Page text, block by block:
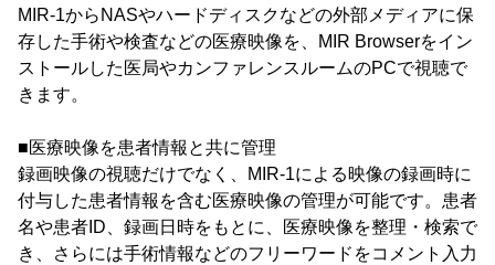
MIR-1からNASやハードディスクなどの外部メディアに保
存した手術や検査などの医療映像を、MIR Browserをイン
ストールした医局やカンファレンスルームのPCで視聴で
きます。
■医療映像を患者情報と共に管理
録画映像の視聴だけでなく、MIR-1による映像の録画時に
付与した患者情報を含む医療映像の管理が可能です。患者
名や患者ID、録画日時をもとに、医療映像を整理・検索で
き、さらには手術情報などのフリーワードをコメント入力